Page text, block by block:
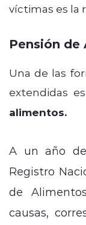
víctimas es la
Pensión
Una de las
extendidas
alimentos.
A un año
Registro
de
causas,